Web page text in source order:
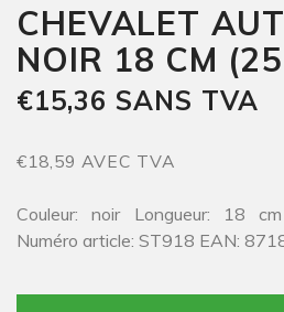
CHEVALET
NOIR 18 CM
€15,36 SANS TVA
€18,59 AVEC TVA
Couleur: noir Longueur: 18
Numéro article: ST918 EAN: